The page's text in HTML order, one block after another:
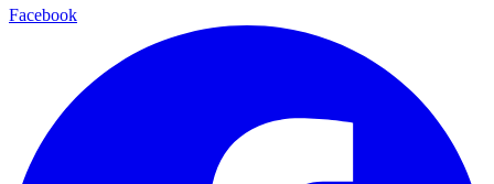
Facebook